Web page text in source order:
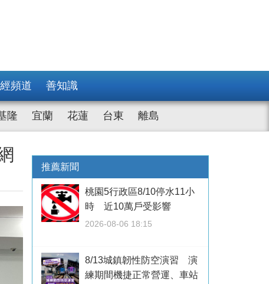
頻道 善知識
隆 宜蘭 花蓮 台東 離島
推薦新聞
桃園5行政區8/10停水11小
時 近10萬戶受影響
2026-08-06 18:15
8/13城鎮韌性防空演習 演
練期間機捷正常營運、車站